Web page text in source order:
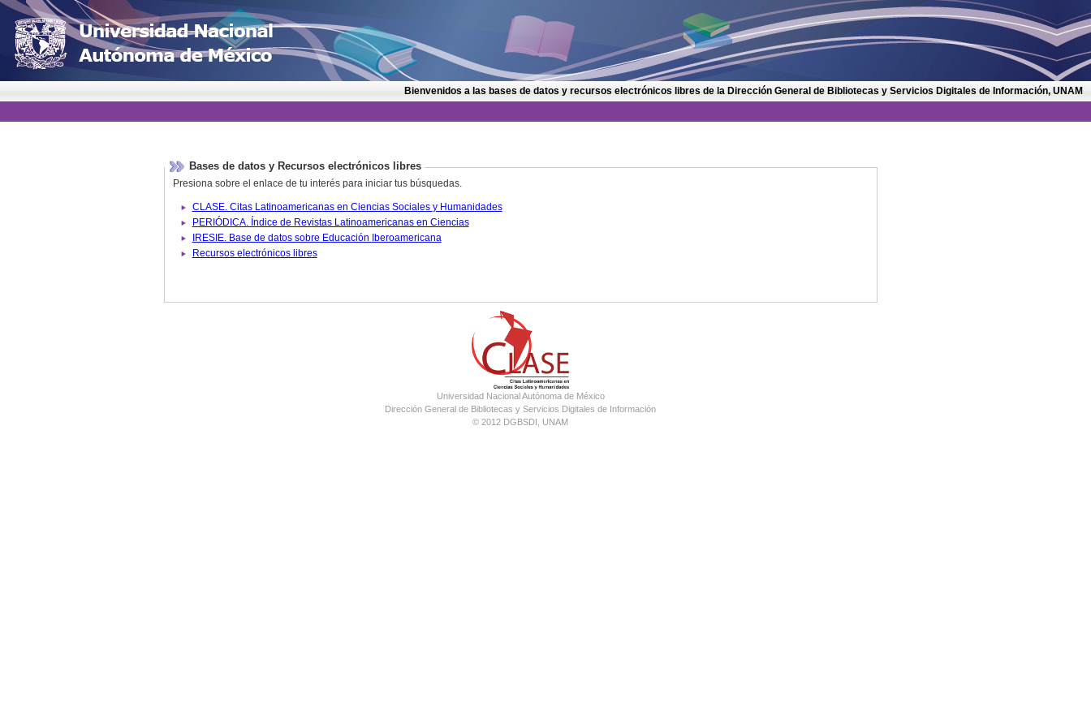
Bienvenidos a las bases de datos y recursos electrónicos libres de la Dirección General de Bibliotecas y Servicios Digitales de Información, UNAM
Bases de datos y Recursos electrónicos libres
Presiona sobre el enlace de tu interés para iniciar tus búsquedas.
CLASE. Citas Latinoamericanas en Ciencias Sociales y Humanidades
PERIÓDICA. Índice de Revistas Latinoamericanas en Ciencias
IRESIE. Base de datos sobre Educación Iberoamericana
Recursos electrónicos libres
Universidad Nacional Autónoma de México
Dirección General de Bibliotecas y Servicios Digitales de Información
© 2012 DGBSDI, UNAM